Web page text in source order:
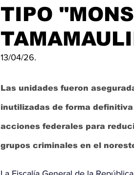
TIPO
13/04/26.
Las unidades fueron
inutilizadas de forma
acciones federales para
grupos criminales en el